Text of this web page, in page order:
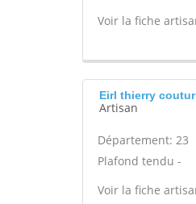
Voir la fiche
Eirl thierry
Artisan
Département: 23
Plafond tendu -
Voir la fiche